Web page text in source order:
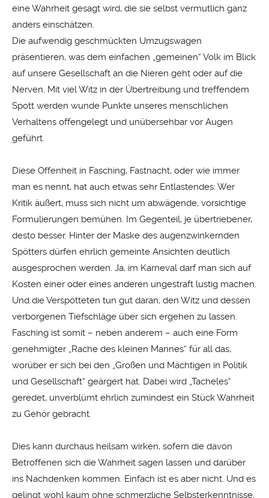
eine Wahrheit gesagt wird, die sie selbst vermutlich ganz
anders einschätzen.
Die aufwendig geschmückten Umzugswagen
präsentieren, was dem einfachen „gemeinen“ Volk im Blick
auf unsere Gesellschaft an die Nieren geht oder auf die
Nerven. Mit viel Witz in der Übertreibung und treffendem
Spott werden wunde Punkte unseres menschlichen
Verhaltens offengelegt und unübersehbar vor Augen
geführt.
Diese Offenheit in Fasching, Fastnacht, oder wie immer
man es nennt, hat auch etwas sehr Entlastendes: Wer
Kritik äußert, muss sich nicht um abwägende, vorsichtige
Formulierungen bemühen. Im Gegenteil, je übertriebener,
desto besser. Hinter der Maske des augenzwinkernden
Spötters dürfen ehrlich gemeinte Ansichten deutlich
ausgesprochen werden. Ja, im Karneval darf man sich auf
Kosten einer oder eines anderen ungestraft lustig machen.
Und die Verspotteten tun gut daran, den Witz und dessen
verborgenen Tiefschläge über sich ergehen zu lassen.
Fasching ist somit – neben anderem – auch eine Form
genehmigter „Rache des kleinen Mannes“ für all das,
worüber er sich bei den „Großen und Mächtigen in Politik
und Gesellschaft“ geärgert hat. Dabei wird „Tacheles“
geredet, unverblümt ehrlich zumindest ein Stück Wahrheit
zu Gehör gebracht.
Dies kann durchaus heilsam wirken, sofern die davon
Betroffenen sich die Wahrheit sagen lassen und darüber
ins Nachdenken kommen. Einfach ist es aber nicht. Und es
gelingt wohl kaum ohne schmerzliche Selbsterkenntnisse.